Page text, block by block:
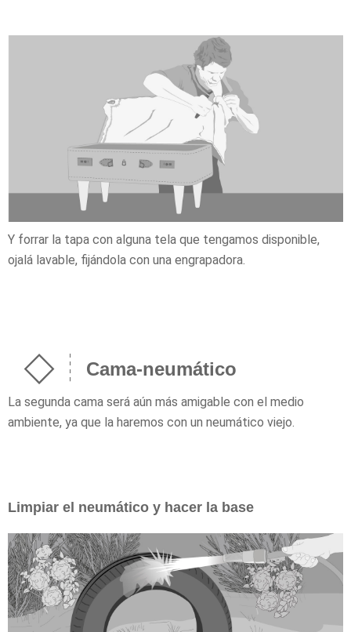
Y forrar la tapa con alguna tela que tengamos disponible,
ojalá lavable, fijándola con una engrapadora.
Cama-neumático
La segunda cama será aún más amigable con el medio
ambiente, ya que la haremos con un neumático viejo.
Limpiar el neumático y hacer la base